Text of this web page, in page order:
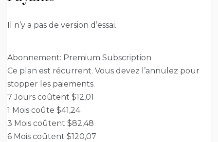
Il n’y a pas de version d’essai.
Abonnement: Premium Subscription
Ce plan est récurrent. Vous devez l’annulez pour
stopper les paiements.
7 Jours coûtent $12,01
1 Mois coûte $41,24
3 Mois coûtent $82,48
6 Mois coûtent $120,07